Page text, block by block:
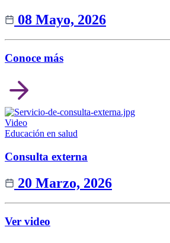
08 Mayo, 2026
Conoce más
Video
Educación en salud
Consulta externa
20 Marzo, 2026
Ver video